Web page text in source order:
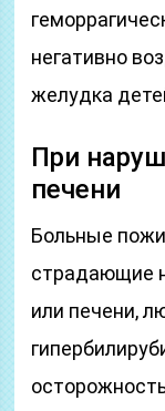
негативно
желудка
При
печени
Больные
страдающие
или печени,